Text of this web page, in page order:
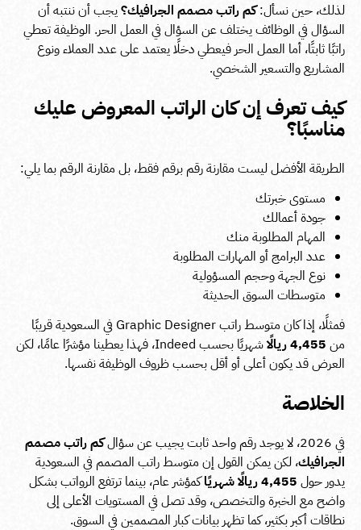
لذلك، حين نسأل:كم راتب مصمم الجرافيك؟يجب أن ننتبه أن
السؤال في الوظائف يختلف عن السؤال في العمل الحر. الوظيفة تعطي
راتبًا ثابتًا، أما العمل الحر فيعطي دخلًا يعتمد على عدد العملاء ونوع
المشاريع والتسعير الشخصي.
كيف تعرف إن كان الراتب المعروض عليك
مناسبًا؟
الطريقة الأفضل ليست مقارنة رقم برقم فقط، بل مقارنة الرقم بما يلي:
مستوى خبرتك
جودة أعمالك
المهام المطلوبة منك
عدد البرامج أو المهارات المطلوبة
نوع الجهة وحجم المسؤولية
متوسطات السوق الحديثة
فمثلًا، إذا كان متوسط راتب Graphic Designer في السعودية قريبًا
من 4,455 ريالًا
شهريًا بحسب Indeed، فهذا يعطينا مؤشرًا عامًا، لكن
العرض قد يكون أعلى أو أقل بحسب ظروف الوظيفة نفسها.
الخلاصة
في 2026، لا يوجد رقم واحد ثابت يجيب عن سؤال
كم راتب مصمم
الجرافيك، لكن يمكن القول إن متوسط راتب المصمم في السعودية
يدور حول 4,455 ريالًا شهريًا
كمؤشر عام، بينما ترتفع الرواتب بشكل
واضح مع الخبرة والتخصص، وقد تصل في المستويات الأعلى إلى
نطاقات أكبر بكثير، كما تظهر بيانات كبار المصممين في السوق.